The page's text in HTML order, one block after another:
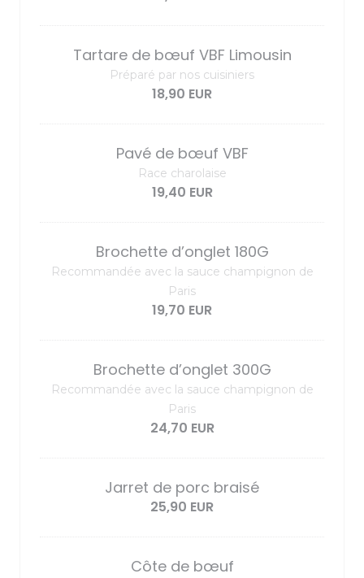
Tartare de bœuf VBF Limousin
Préparé par nos cuisiniers
18,90 EUR
Pavé de bœuf VBF
Race charolaise
19,40 EUR
Brochette d’onglet 180G
Recommandée avec la sauce champignon de
Paris
19,70 EUR
Brochette d’onglet 300G
Recommandée avec la sauce champignon de
Paris
24,70 EUR
Jarret de porc braisé
25,90 EUR
Côte de bœuf